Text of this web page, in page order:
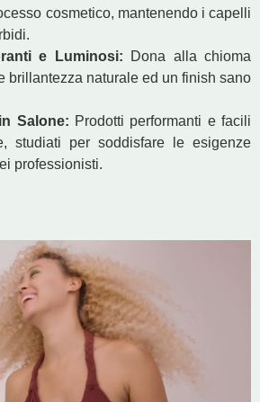
cosmetico, mantenendo i capelli
e Luminosi: Dona alla chioma
brillantezza naturale ed un finish sano
Salone: Prodotti performanti e facili
studiati per soddisfare le esigenze
professionisti.